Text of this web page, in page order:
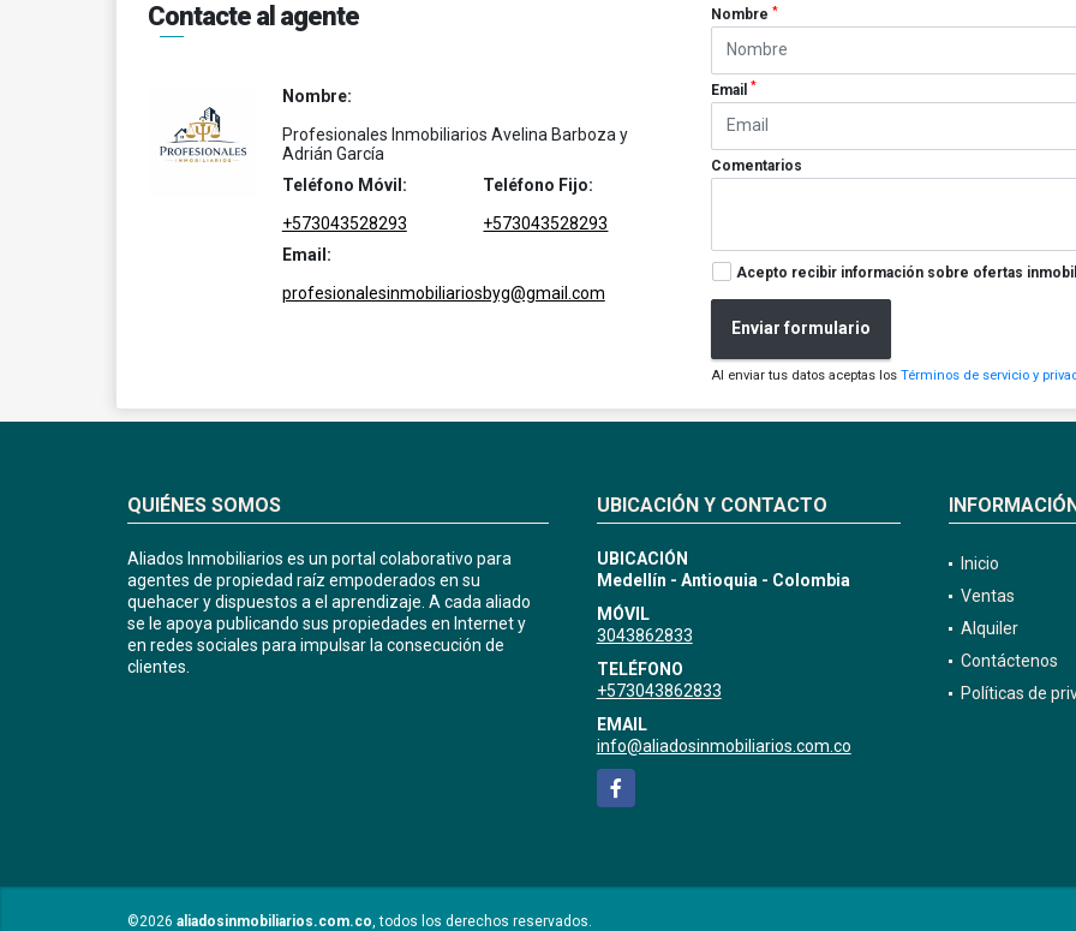
Contacte al agente
Nombre:
Profesionales Inmobiliarios Avelina Barboza y
Adrián García
Teléfono Móvil:
+573043528293
Teléfono Fijo:
+573043528293
Email:
profesionalesinmobiliariosbyg@gmail.com
Nombre*
Email*
Comentarios
Acepto recibir información sobre ofertas
Enviar formulario
Al enviar tus datos aceptas losTérminos de servicio y
QUIÉNES SOMOS
Aliados Inmobiliarios es un portal colaborativo para
agentes de propiedad raíz empoderados en su
quehacer y dispuestos a el aprendizaje. A cada aliado
se le apoya publicando sus propiedades en Internet y
en redes sociales para impulsar la consecución de
clientes.
UBICACIÓN Y CONTACTO
UBICACIÓN
Medellín - Antioquia - Colombia
MÓVIL
3043862833
TELÉFONO
+573043862833
EMAIL
info@aliadosinmobiliarios.com.co
Facebook
Inicio
Ventas
Alquiler
Contáctenos
Políticas de
©2026 aliadosinmobiliarios.com.co, todos los derechos reservados.